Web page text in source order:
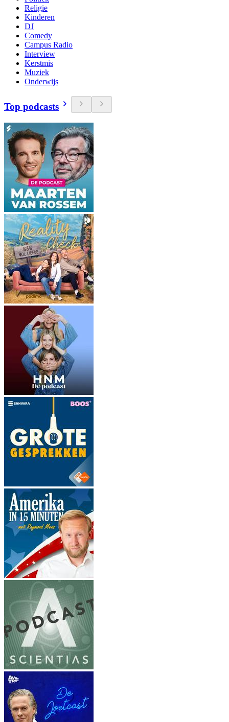
Religie
Kinderen
DJ
Comedy
Campus Radio
Interview
Kerstmis
Muziek
Onderwijs
Top podcasts